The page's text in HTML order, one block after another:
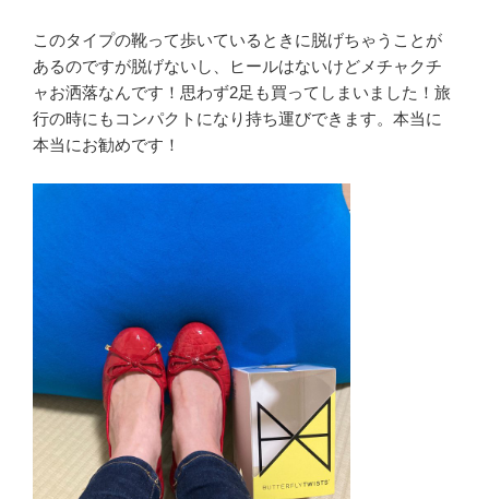
このタイプの靴って歩いているときに脱げちゃうことが
あるのですが脱げないし、ヒールはないけどメチャクチ
ャお洒落なんです！思わず2足も買ってしまいました！旅
行の時にもコンパクトになり持ち運びできます。本当に
本当にお勧めです！